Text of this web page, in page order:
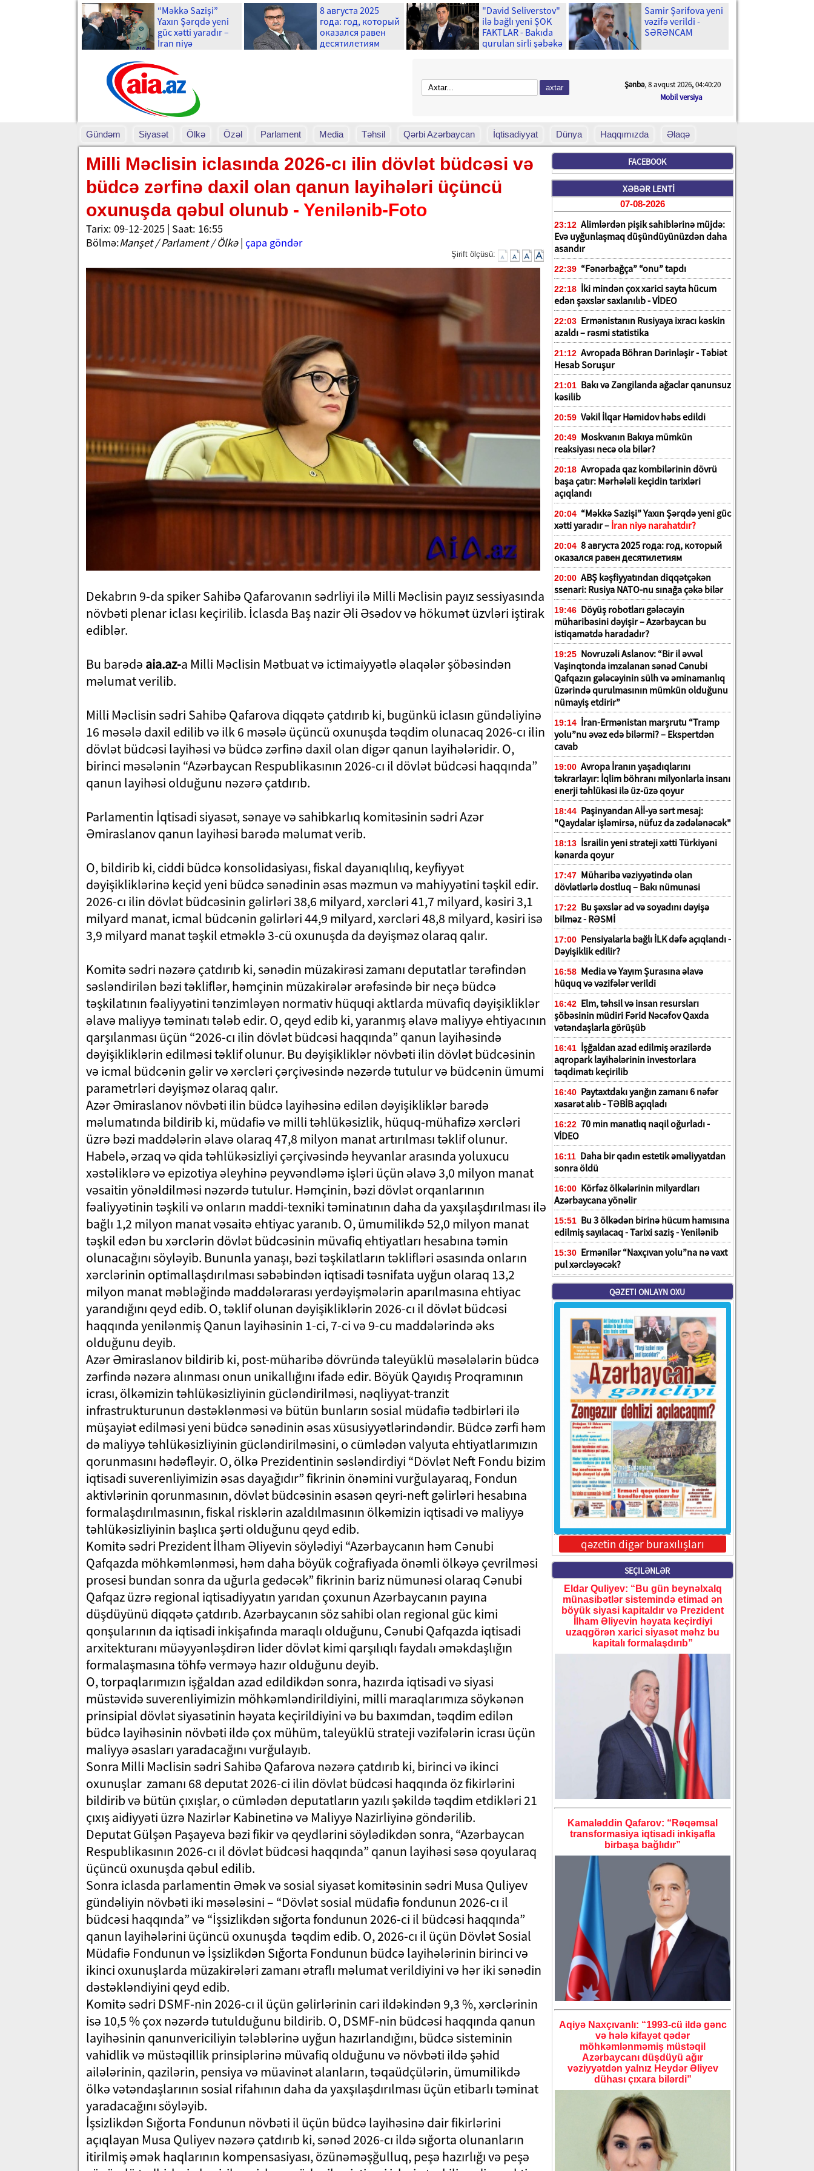
“Məkkə Sazişi”
Yaxın Şərqdə yeni
güc xətti yaradır –
İran niyə
8 августа 2025
года: год, который
оказался равен
десятилетиям
"David Seliverstov"
ilə bağlı yeni ŞOK
FAKTLAR - Bakıda
qurulan sirli şəbəkə
Samir Şərifova yeni
vəzifə verildi -
SƏRƏNCAM
Mobil versiya
Şənbə, 8 avqust 2026,04:40:21
Gündəm Siyasət Ölkə Özəl Parlament Media Təhsil Qərbi Azərbaycan İqtisadiyyat Dünya Haqqımızda Əlaqə
Milli Məclisin iclasında 2026-cı ilin dövlət büdcəsi və
büdcə zərfinə daxil olan qanun layihələri üçüncü
oxunuşda qəbul olunub - Yenilənib-Foto
Tarix: 09-12-2025 | Saat: 16:55
Bölmə:Manşet / Parlament / Ölkə| çapa göndər
Şirift ölçüsü:
Dekabrın 9-da spiker Sahibə Qafarovanın sədrliyi ilə Milli Məclisin payız sessiyasında
növbəti plenar iclası keçirilib. İclasda Baş nazir Əli Əsədov və hökumət üzvləri iştirak
ediblər.
Bu barədə aia.az-a Milli Məclisin Mətbuat və ictimaiyyətlə əlaqələr şöbəsindən
məlumat verilib.
Milli Məclisin sədri Sahibə Qafarova diqqətə çatdırıb ki, bugünkü iclasın gündəliyinə
16 məsələ daxil edilib və ilk 6 məsələ üçüncü oxunuşda təqdim olunacaq 2026-cı ilin
dövlət büdcəsi layihəsi və büdcə zərfinə daxil olan digər qanun layihələridir. O,
birinci məsələnin “Azərbaycan Respublikasının 2026-cı il dövlət büdcəsi haqqında”
qanun layihəsi olduğunu nəzərə çatdırıb.
Parlamentin İqtisadi siyasət, sənaye və sahibkarlıq komitəsinin sədri Azər
Əmiraslanov qanun layihəsi barədə məlumat verib.
O, bildirib ki, ciddi büdcə konsolidasiyası, fiskal dayanıqlılıq, keyfiyyət
dəyişikliklərinə keçid yeni büdcə sənədinin əsas məzmun və mahiyyətini təşkil edir.
2026-cı ilin dövlət büdcəsinin gəlirləri 38,6 milyard, xərcləri 41,7 milyard, kəsiri 3,1
milyard manat, icmal büdcənin gəlirləri 44,9 milyard, xərcləri 48,8 milyard, kəsiri isə
3,9 milyard manat təşkil etməklə 3-cü oxunuşda da dəyişməz olaraq qalır.
Komitə sədri nəzərə çatdırıb ki, sənədin müzakirəsi zamanı deputatlar tərəfindən
səsləndirilən bəzi təkliflər, həmçinin müzakirələr ərəfəsində bir neçə büdcə
təşkilatının fəaliyyətini tənzimləyən normativ hüquqi aktlarda müvafiq dəyişikliklər
əlavə maliyyə təminatı tələb edir. O, qeyd edib ki, yaranmış əlavə maliyyə ehtiyacının
qarşılanması üçün “2026-cı ilin dövlət büdcəsi haqqında” qanun layihəsində
dəyişikliklərin edilməsi təklif olunur. Bu dəyişikliklər növbəti ilin dövlət büdcəsinin
və icmal büdcənin gəlir və xərcləri çərçivəsində nəzərdə tutulur və büdcənin ümumi
parametrləri dəyişməz olaraq qalır.
Azər Əmiraslanov növbəti ilin büdcə layihəsinə edilən dəyişikliklər barədə
məlumatında bildirib ki, müdafiə və milli təhlükəsizlik, hüquq-mühafizə xərcləri
üzrə bəzi maddələrin əlavə olaraq 47,8 milyon manat artırılması təklif olunur.
Habelə, ərzaq və qida təhlükəsizliyi çərçivəsində heyvanlar arasında yoluxucu
xəstəliklərə və epizotiya əleyhinə peyvəndləmə işləri üçün əlavə 3,0 milyon manat
vəsaitin yönəldilməsi nəzərdə tutulur. Həmçinin, bəzi dövlət orqanlarının
fəaliyyətinin təşkili və onların maddi-texniki təminatının daha da yaxşılaşdırılması ilə
bağlı 1,2 milyon manat vəsaitə ehtiyac yaranıb. O, ümumilikdə 52,0 milyon manat
təşkil edən bu xərclərin dövlət büdcəsinin müvafiq ehtiyatları hesabına təmin
olunacağını söyləyib. Bununla yanaşı, bəzi təşkilatların təklifləri əsasında onların
xərclərinin optimallaşdırılması səbəbindən iqtisadi təsnifata uyğun olaraq 13,2
milyon manat məbləğində maddələrarası yerdəyişmələrin aparılmasına ehtiyac
yarandığını qeyd edib. O, təklif olunan dəyişikliklərin 2026-cı il dövlət büdcəsi
haqqında yenilənmiş Qanun layihəsinin 1-ci, 7-ci və 9-cu maddələrində əks
olduğunu deyib.
Azər Əmiraslanov bildirib ki, post-müharibə dövründə taleyüklü məsələlərin büdcə
zərfində nəzərə alınması onun unikallığını ifadə edir. Böyük Qayıdış Proqramının
icrası, ölkəmizin təhlükəsizliyinin gücləndirilməsi, nəqliyyat-tranzit
infrastrukturunun dəstəklənməsi və bütün bunların sosial müdafiə tədbirləri ilə
müşayiət edilməsi yeni büdcə sənədinin əsas xüsusiyyətlərindəndir. Büdcə zərfi həm
də maliyyə təhlükəsizliyinin gücləndirilməsini, o cümlədən valyuta ehtiyatlarımızın
qorunmasını hədəfləyir. O, ölkə Prezidentinin səsləndirdiyi “Dövlət Neft Fondu bizim
iqtisadi suverenliyimizin əsas dayağıdır” fikrinin önəmini vurğulayaraq, Fondun
aktivlərinin qorunmasının, dövlət büdcəsinin əsasən qeyri-neft gəlirləri hesabına
formalaşdırılmasının, fiskal risklərin azaldılmasının ölkəmizin iqtisadi və maliyyə
təhlükəsizliyinin başlıca şərti olduğunu qeyd edib.
Komitə sədri Prezident İlham Əliyevin söylədiyi “Azərbaycanın həm Cənubi
Qafqazda möhkəmlənməsi, həm daha böyük coğrafiyada önəmli ölkəyə çevrilməsi
prosesi bundan sonra da uğurla gedəcək” fikrinin bariz nümunəsi olaraq Cənubi
Qafqaz üzrə regional iqtisadiyyatın yarıdan çoxunun Azərbaycanın payına
düşdüyünü diqqətə çatdırıb. Azərbaycanın söz sahibi olan regional güc kimi
qonşularının da iqtisadi inkişafında maraqlı olduğunu, Cənubi Qafqazda iqtisadi
arxitekturanı müəyyənləşdirən lider dövlət kimi qarşılıqlı faydalı əməkdaşlığın
formalaşmasına töhfə verməyə hazır olduğunu deyib.
O, torpaqlarımızın işğaldan azad edildikdən sonra, hazırda iqtisadi və siyasi
müstəvidə suverenliyimizin möhkəmləndirildiyini, milli maraqlarımıza söykənən
prinsipial dövlət siyasətinin həyata keçirildiyini və bu baxımdan, təqdim edilən
büdcə layihəsinin növbəti ildə çox mühüm, taleyüklü strateji vəzifələrin icrası üçün
maliyyə əsasları yaradacağını vurğulayıb.
Sonra Milli Məclisin sədri Sahibə Qafarova nəzərə çatdırıb ki, birinci və ikinci
oxunuşlar zamanı 68 deputat 2026-ci ilin dövlət büdcəsi haqqında öz fikirlərini
bildirib və bütün çıxışlar, o cümlədən deputatların yazılı şəkildə təqdim etdikləri 21
çıxış aidiyyəti üzrə Nazirlər Kabinetinə və Maliyyə Nazirliyinə göndərilib.
Deputat Gülşən Paşayeva bəzi fikir və qeydlərini söylədikdən sonra, “Azərbaycan
Respublikasının 2026-cı il dövlət büdcəsi haqqında” qanun layihəsi səsə qoyularaq
üçüncü oxunuşda qəbul edilib.
Sonra iclasda parlamentin Əmək və sosial siyasət komitəsinin sədri Musa Quliyev
gündəliyin növbəti iki məsələsini – “Dövlət sosial müdafiə fondunun 2026-cı il
büdcəsi haqqında” və “İşsizlikdən sığorta fondunun 2026-ci il büdcəsi haqqında”
qanun layihələrini üçüncü oxunuşda təqdim edib. O, 2026-cı il üçün Dövlət Sosial
Müdafiə Fondunun və İşsizlikdən Sığorta Fondunun büdcə layihələrinin birinci və
ikinci oxunuşlarda müzakirələri zamanı ətraflı məlumat verildiyini və hər iki sənədin
dəstəkləndiyini qeyd edib.
Komitə sədri DSMF-nin 2026-cı il üçün gəlirlərinin cari ildəkindən 9,3 %, xərclərinin
isə 10,5 % çox nəzərdə tutulduğunu bildirib. O, DSMF-nin büdcəsi haqqında qanun
layihəsinin qanunvericiliyin tələblərinə uyğun hazırlandığını, büdcə sisteminin
vahidlik və müstəqillik prinsiplərinə müvafiq olduğunu və növbəti ildə şəhid
ailələrinin, qazilərin, pensiya və müavinət alanların, təqaüdçülərin, ümumilikdə
ölkə vətəndaşlarının sosial rifahının daha da yaxşılaşdırılması üçün etibarlı təminat
yaradacağını söyləyib.
İşsizlikdən Sığorta Fondunun növbəti il üçün büdcə layihəsinə dair fikirlərini
açıqlayan Musa Quliyev nəzərə çatdırıb ki, sənəd 2026-cı ildə sığorta olunanların
itirilmiş əmək haqlarının kompensasiyası, özünəməşğulluq, peşə hazırlığı və peşə
FACEBOOK
XƏBƏR LENTİ
07-08-2026
23:12 Alimlərdən pişik sahiblərinə müjdə:
Evə uyğunlaşmaq düşündüyünüzdən daha
asandır
22:39 “Fənərbağça” “onu” tapdı
22:18 İki mindən çox xarici sayta hücum
edən şəxslər saxlanılıb - VİDEO
22:03 Ermənistanın Rusiyaya ixracı kəskin
azaldı – rəsmi statistika
21:12 Avropada Böhran Dərinləşir - Təbiət
Hesab Soruşur
21:01 Bakı və Zəngilanda ağaclar qanunsuz
kəsilib
20:59 Vəkil İlqar Həmidov həbs edildi
20:49 Moskvanın Bakıya mümkün
reaksiyası necə ola bilər?
20:18 Avropada qaz kombilərinin dövrü
başa çatır: Mərhələli keçidin tarixləri
açıqlandı
20:04 “Məkkə Sazişi” Yaxın Şərqdə yeni güc
xətti yaradır – İran niyə narahatdır?
20:04 8 августа 2025 года: год, который
оказался равен десятилетиям
20:00 ABŞ kəşfiyyatından diqqətçəkən
ssenari: Rusiya NATO-nu sınağa çəkə bilər
19:46 Döyüş robotları gələcəyin
müharibəsini dəyişir – Azərbaycan bu
istiqamətdə haradadır?
19:25 Novruzəli Aslanov: “Bir il əvvəl
Vaşinqtonda imzalanan sənəd Cənubi
Qafqazın gələcəyinin sülh və əminamanlıq
üzərində qurulmasının mümkün olduğunu
nümayiş etdirir”
19:14 İran-Ermənistan marşrutu “Tramp
yolu”nu əvəz edə bilərmi? – Ekspertdən
cavab
19:00 Avropa İranın yaşadıqlarını
təkrarlayır: İqlim böhranı milyonlarla insanı
enerji təhlükəsi ilə üz-üzə qoyur
18:44 Paşinyandan Aİİ-yə sərt mesaj:
"Qaydalar işləmirsə, nüfuz da zədələnəcək"
18:13 İsrailin yeni strateji xətti Türkiyəni
kənarda qoyur
17:47 Müharibə vəziyyətində olan
dövlətlərlə dostluq – Bakı nümunəsi
17:22 Bu şəxslər ad və soyadını dəyişə
bilməz - RƏSMİ
17:00 Pensiyalarla bağlı İLK dəfə açıqlandı -
Dəyişiklik edilir?
16:58 Media və Yayım Şurasına əlavə
hüquq və vəzifələr verildi
16:42 Elm, təhsil və insan resursları
şöbəsinin müdiri Fərid Nəcəfov Qaxda
vətəndaşlarla görüşüb
16:41 İşğaldan azad edilmiş ərazilərdə
aqropark layihələrinin investorlara
təqdimatı keçirilib
16:40 Paytaxtdakı yanğın zamanı 6 nəfər
xəsarət alıb - TƏBİB açıqladı
16:22 70 min manatlıq naqil oğurladı -
VİDEO
16:11 Daha bir qadın estetik əməliyyatdan
sonra öldü
16:00 Körfəz ölkələrinin milyardları
Azərbaycana yönəlir
15:51 Bu 3 ölkədən birinə hücum hamısına
edilmiş sayılacaq - Tarixi saziş - Yenilənib
15:30 Ermənilər “Naxçıvan yolu”na nə vaxt
pul xərcləyəcək?
QƏZETI ONLAYN OXU
qəzetin digər buraxılışları
SEÇILƏNLƏR
Eldar Quliyev: “Bu gün beynəlxalq
münasibətlər sistemində etimad ən
böyük siyasi kapitaldır və Prezident
İlham Əliyevin həyata keçirdiyi
uzaqgörən xarici siyasət məhz bu
kapitalı formalaşdırıb”
Kamaləddin Qafarov: “Rəqəmsal
transformasiya iqtisadi inkişafla
birbaşa bağlıdır”
Aqiyə Naxçıvanlı: “1993-cü ildə gənc
və hələ kifayət qədər
möhkəmlənməmiş müstəqil
Azərbaycanı düşdüyü ağır
vəziyyətdən yalnız Heydər Əliyev
dühası çıxara bilərdi”